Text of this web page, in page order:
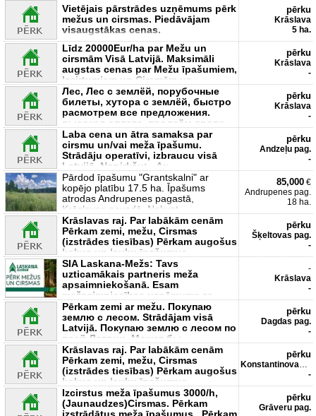
Vietējais pārstrādes uzņēmums pērk
mežus un cirsmas. Piedāvājam
visaugstākas cenas.
pērku
Krāslava
5 ha.
Līdz 20000Eur/ha par Mežu un
cirsmām Visā Latvijā. Maksimāli
augstas cenas par Mežu īpašumiem,
Izcirtumiem un Cirsmām uz
pērku
Krāslava
-
Лес, Лес с землёй, порубочные
билеты, хутора с землёй, быстро
расмотрем все предложения.
высокая оплата. продаём дрова.
pērku
Krāslava
-
Laba cena un ātra samaksa par
cirsmu un/vai meža īpašumu.
Strādāju operatīvi, izbraucu visā
Latvijā. Nopirkšu: - Au
pērku
Andzeļu pag.
-
Pārdod īpašumu "Grantskalni" ar
kopējo platību 17.5 ha. Īpašums
atrodas Andrupenes pagastā,
Krāslavas novadā. Nekust
85,000 €
Andrupenes pag.
18 ha.
Krāslavas raj. Par labākām cenām
Pērkam zemi, mežu, Cirsmas
(izstrādes tiesības) Pērkam augošus
kokus un lauku īpašumus
pērku
Šķeltovas pag.
-
SIA Laskana-Mežs: Tavs
uzticamākais partneris meža
apsaimniekošanā. Esam
mežsaimniecības uzņēmums ar
vairāk nekā 25 ga
-
Krāslava
-
Рērkam zemi ar mežu. Покупаю
землю c лесoм. Strādājam visā
Latvijā. Покупаю землю c лесoм по
всей Латвии. Может бы
pērku
Dagdas pag.
-
Krāslavas raj. Par labākām cenām
Pērkam zemi, mežu, Cirsmas
(izstrādes tiesības) Pērkam augošus
kokus un lauku īpašumus
pērku
Konstantinovas pag.
-
Izcirstus meža īpašumus 3000/h,
(Jaunaudzes)Cirsmas. Pērkam
pērku
Grāveru pag.